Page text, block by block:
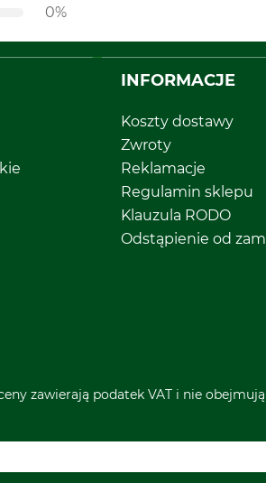
0%
INFORMACJE
Koszty dostawy
Zwroty
Reklamacje
Regulamin sklepu
Klauzula RODO
Odstąpienie od
zawierają podatek VAT i nie